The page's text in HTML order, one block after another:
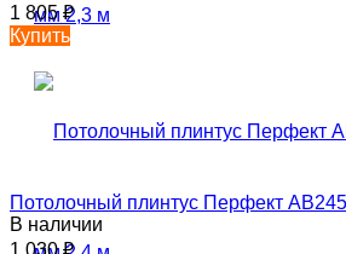
1 805₽
Купить
Потолочный плинтус Перфект
В наличии
1 030₽